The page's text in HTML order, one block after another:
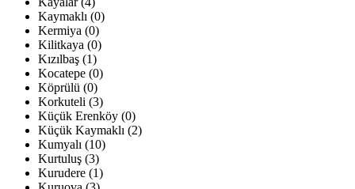
Kaymaklı (0)
Kermiya (0)
Kilitkaya (0)
Kızılbaş (1)
Kocatepe (0)
Köprülü (0)
Korkuteli (3)
Küçük Erenköy (0)
Küçük Kaymaklı (2)
Kumyalı (10)
Kurtuluş (3)
Kurudere (1)